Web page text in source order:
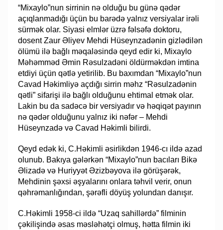
“Mixaylo”nun sirrinin nə olduğu bu günə qədər
açıqlanmadığı üçün bu barədə yalnız versiyalar irəli
sürmək olar. Siyasi elmlər üzrə fəlsəfə doktoru,
dosent Zaur Əliyev Mehdi Hüseynzadənin gizlədilən
ölümü ilə bağlı məqaləsində qeyd edir ki, Mixaylo
Məhəmməd Əmin Rəsulzadəni öldürməkdən imtina
etdiyi üçün qətlə yetirilib. Bu baxımdan “Mixaylo”nun
Cavad Həkimliyə açdığı sirrin məhz “Rəsulzadənin
qətli” sifarişi ilə bağlı olduğunu ehtimal etmək olar.
Lakin bu da sadəcə bir versiyadır və həqiqət payının
nə qədər olduğunu yalnız iki nəfər – Mehdi
Hüseynzadə və Cavad Həkimli bilirdi.
Qeyd edək ki, C.Həkimli əsirlikdən 1946-cı ildə azad
olunub. Bakıya gələrkən “Mixaylo”nun bacıları Bikə
Əlizadə və Huriyyət Əzizbəyova ilə görüşərək,
Mehdinin şəxsi əşyalarını onlara təhvil verir, onun
qəhrəmanlığından, şərəfli döyüş yolundan danışır.
C.Həkimli 1958-ci ildə “Uzaq sahillərdə” filminin
çəkilişində əsas məsləhətçi olmuş, hətta filmin iki